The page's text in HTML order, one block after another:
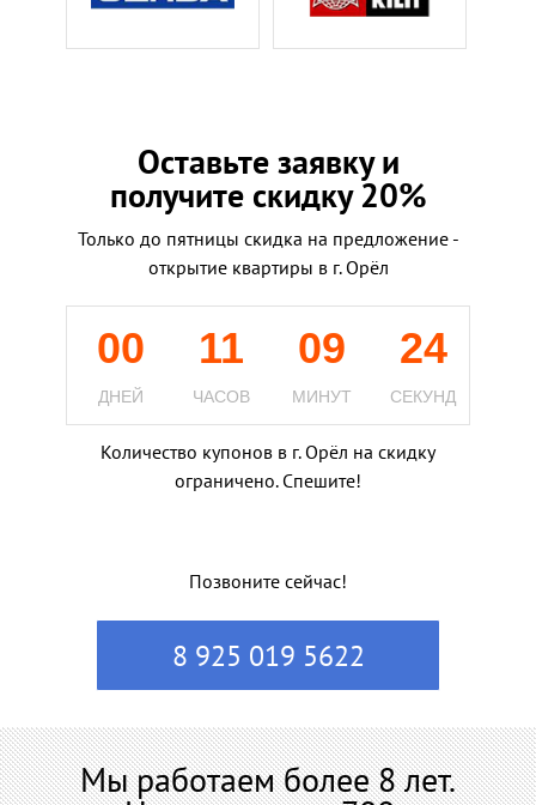
Оставьте заявку и
получите скидку 20%
Только до пятницы скидка на предложение -
открытие квартиры в г. Орёл
00 11 09 23
ДНЕЙ ЧАСОВ МИНУТ СЕКУНД
Количество купонов в г. Орёл на скидку
ограничено. Спешите!
Позвоните сейчас!
8 925 019 5622
Мы работаем более 8 лет.